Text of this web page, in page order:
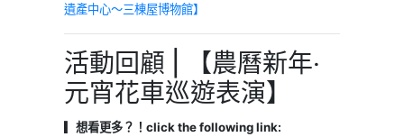
遺產中心～三棟屋博物館】
活動回顧 | 【農曆新年‧
元宵花車巡遊表演】
▎想看更多？！click the following link: